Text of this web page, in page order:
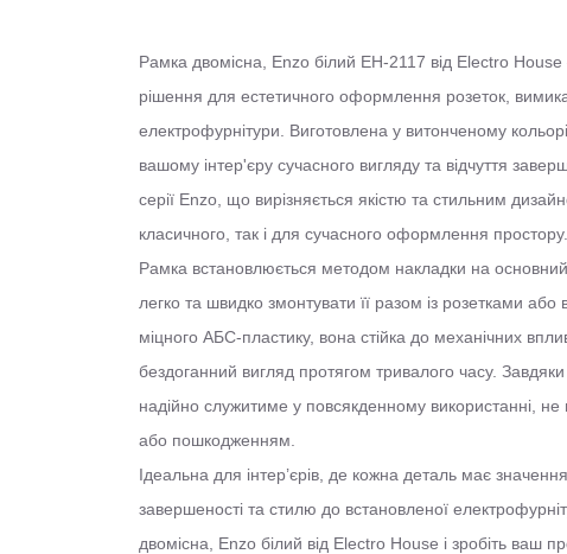
Рамка двомісна, Enzo білий EH-2117 від Electro
рішення для естетичного оформлення розеток,
електрофурнітури. Виготовлена у витонченому
вашому інтер'єру сучасного вигляду та відчуття
серії Enzo, що вирізняється якістю та стильним
класичного, так і для сучасного оформлення простору.
Рамка встановлюється методом накладки на
легко та швидко змонтувати її разом із розетками
міцного АБС-пластику, вона стійка до механічних
бездоганний вигляд протягом тривалого часу.
надійно служитиме у повсякденному використанні,
або пошкодженням.
Ідеальна для інтер’єрів, де кожна деталь має
завершеності та стилю до встановленої
двомісна, Enzo білий від Electro House і зробіть ваш